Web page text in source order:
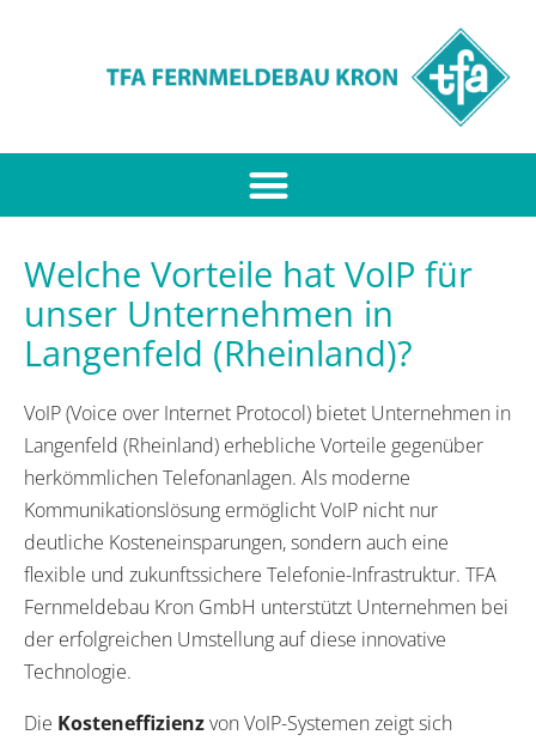
Welche Vorteile hat VoIP für
unser Unternehmen in
Langenfeld (Rheinland)?
VoIP (Voice over Internet Protocol) bietet Unternehmen in
Langenfeld (Rheinland) erhebliche Vorteile gegenüber
herkömmlichen Telefonanlagen. Als moderne
Kommunikationslösung ermöglicht VoIP nicht nur
deutliche Kosteneinsparungen, sondern auch eine
flexible und zukunftssichere Telefonie-Infrastruktur. TFA
Fernmeldebau Kron GmbH unterstützt Unternehmen bei
der erfolgreichen Umstellung auf diese innovative
Technologie.
Die Kosteneffizienzvon VoIP-Systemen zeigt sich